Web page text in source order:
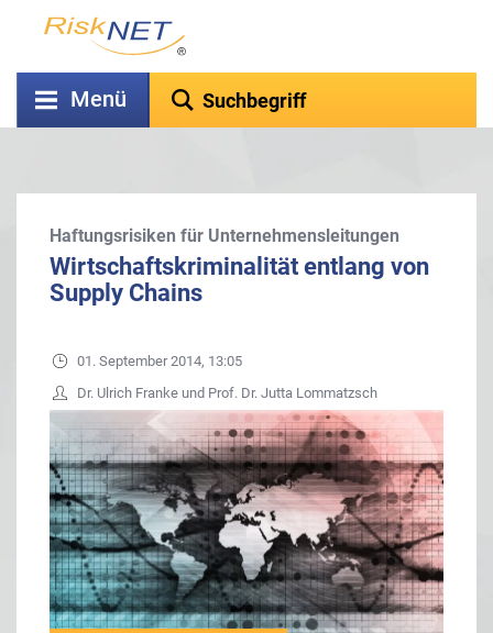
Menü
Haftungsrisiken für Unternehmensleitungen
Wirtschaftskriminalität entlang von
Supply Chains
01. September 2014, 13:05
Dr. Ulrich Franke und Prof. Dr. Jutta Lommatzsch